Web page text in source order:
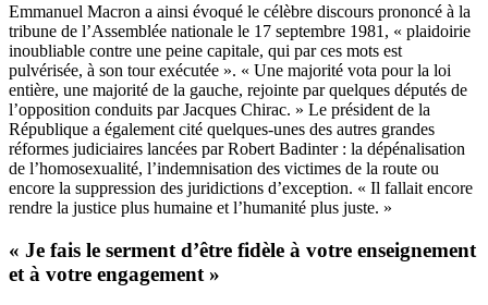
Emmanuel Macron a ainsi évoqué le célèbre discours prononcé à la
tribune de l’Assemblée nationale le 17 septembre 1981, « plaidoirie
inoubliable contre une peine capitale, qui par ces mots est
pulvérisée, à son tour exécutée ». « Une majorité vota pour la loi
entière, une majorité de la gauche, rejointe par quelques députés de
l’opposition conduits par Jacques Chirac. » Le président de la
République a également cité quelques-unes des autres grandes
réformes judiciaires lancées par Robert Badinter : la dépénalisation
de l’homosexualité, l’indemnisation des victimes de la route ou
encore la suppression des juridictions d’exception. « Il fallait encore
rendre la justice plus humaine et l’humanité plus juste. »
« Je fais le serment d’être fidèle à votre enseignement
et à votre engagement »